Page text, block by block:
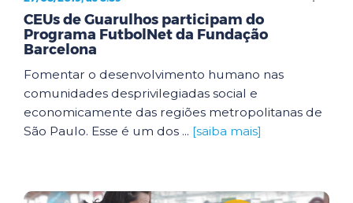
CEUs de Guarulhos participam do
Programa FutbolNet da Fundação
Barcelona
Fomentar o desenvolvimento humano nas
comunidades desprivilegiadas social e
economicamente das regiões metropolitanas de
São Paulo. Esse é um dos ... [saiba mais]